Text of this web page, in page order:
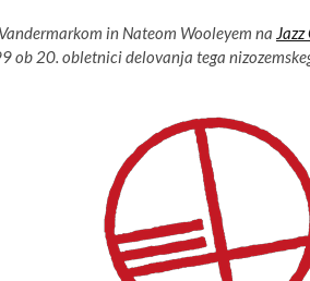
in Nateom Wooleyem na Jazz
ob 20. obletnici delovanja tega